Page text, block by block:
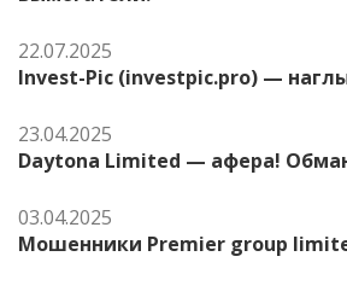
22.07.2025
Invest-Pic (investpic.pro) —
23.04.2025
Daytona Limited — афера!
03.04.2025
Мошенники Premier group